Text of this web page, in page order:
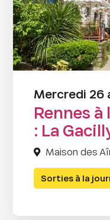
Mercredi
Rennes
: La
Maison des
Sorties à la